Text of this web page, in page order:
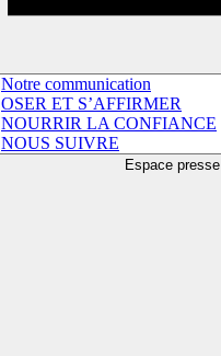
Notre communication
OSER ET S’AFFIRMER
NOURRIR LA CONFIANCE
NOUS SUIVRE
Espace presse